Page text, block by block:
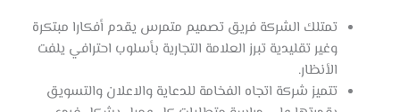
تمتلك الشركة فريق تصميم متمرس يقدم أفكارا مبتكرة
وغير تقليدية تبرز العلامة التجارية بأسلوب احترافي يلفت
الأنظار.
تتميز شركة اتجاه الفخامة للدعاية والاعلان والتسويق